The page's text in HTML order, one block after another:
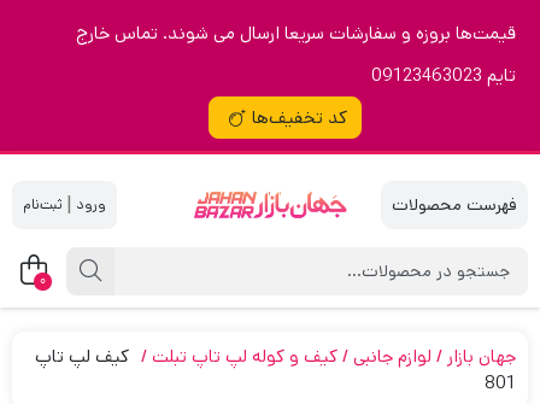
قیمت‌ها بروزه و سفارشات سریعا ارسال می شوند. تماس خارج
تایم 09123463023
کد تخفیف‌ها
|
0
جهان بازار لوازم جانبی کیف و کوله لپ تاپ تبلت
كيف لپ تاپ
801